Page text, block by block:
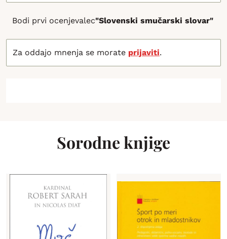
Bodi prvi ocenjevalec"Slovenski smučarski slovar"
Za oddajo mnenja se morate prijaviti.
Sorodne knjige